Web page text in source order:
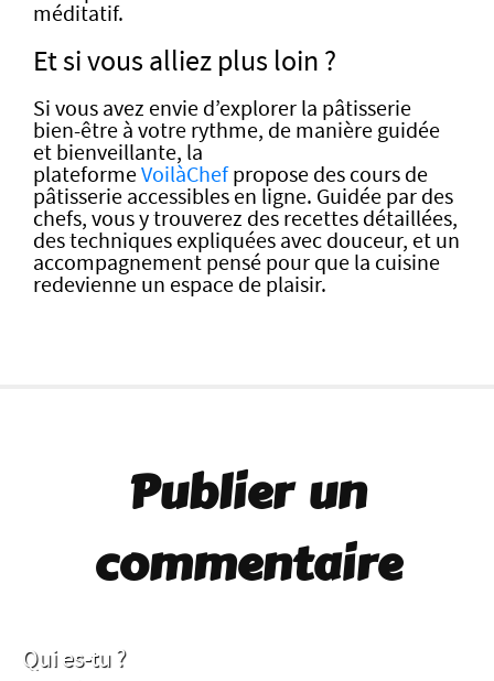
méditatif.
Et si vous alliez plus loin ?
Si vous avez envie d’explorer la pâtisserie
bien-être à votre rythme, de manière guidée
et bienveillante, la
plateforme VoilàChefpropose des cours de
pâtisserie accessibles en ligne. Guidée par des
chefs, vous y trouverez des recettes détaillées,
des techniques expliquées avec douceur, et un
accompagnement pensé pour que la cuisine
redevienne un espace de plaisir.
Publier un
commentaire
Qui es-tu ?